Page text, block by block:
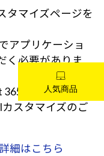
タマイズページを
アプリケーショ
く必要がありま
Personal搭載
スタマイズのご
細はこちら